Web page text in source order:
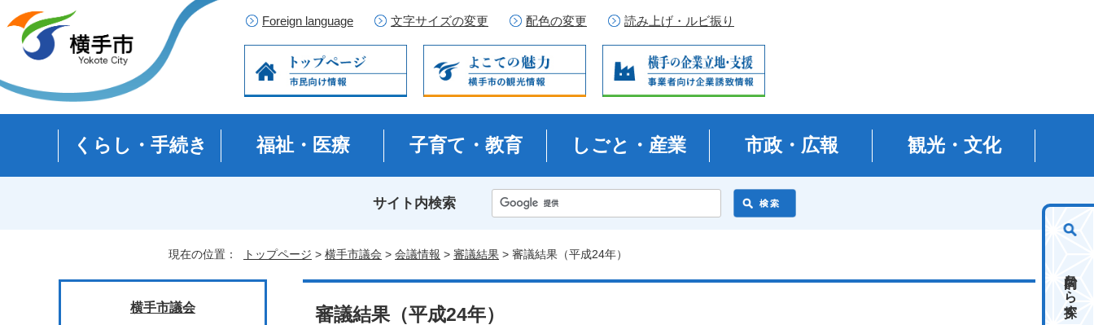
Foreign language 文字サイズの変更 配色の変更 読み上げ・ルビ振り
くらし・手続き 福祉・医療 子育て・教育 しごと・産業 市政・広報 観光・文化
サイト内検索
目的から探す
現在の位置： トップページ > 横手市議会 > 会議情報 > 審議結果 > 審議結果（平成24年）
審議結果（平成24年）
横手市議会